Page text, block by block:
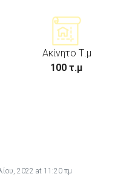
Ακίνητο Τ.μ
100 τ.μ
2022 at 11:20 πμ